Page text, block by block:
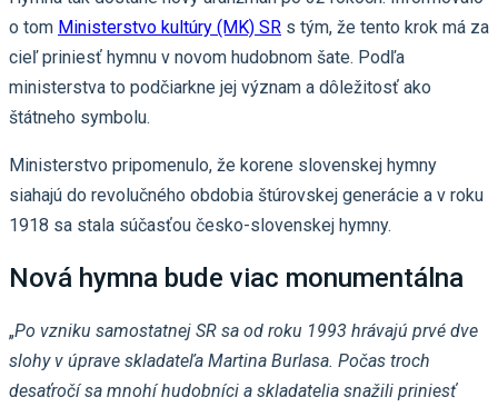
o tom Ministerstvo kultúry (MK) SR s tým, že tento krok má za
cieľ priniesť hymnu v novom hudobnom šate. Podľa
ministerstva to podčiarkne jej význam a dôležitosť ako
štátneho symbolu.
Ministerstvo pripomenulo, že korene slovenskej hymny
siahajú do revolučného obdobia štúrovskej generácie a v roku
1918 sa stala súčasťou česko-slovenskej hymny.
Nová hymna bude viac monumentálna
„Po vzniku samostatnej SR sa od roku 1993 hrávajú prvé dve
slohy v úprave skladateľa Martina Burlasa. Počas troch
desaťročí sa mnohí hudobníci a skladatelia snažili priniesť